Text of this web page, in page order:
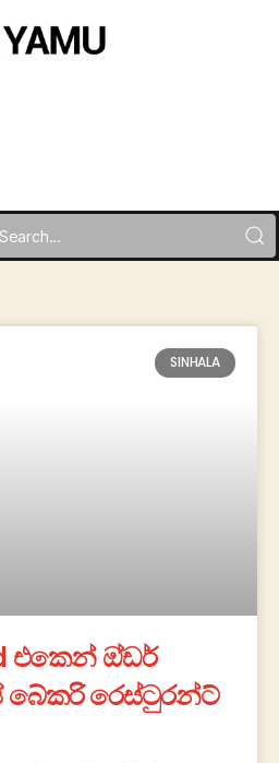
SINHALA
එකෙන් ඔ්ඩර්
රෙස්ටුරන්ට්